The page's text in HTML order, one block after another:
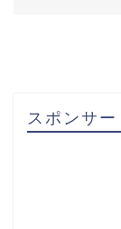
スポンサー